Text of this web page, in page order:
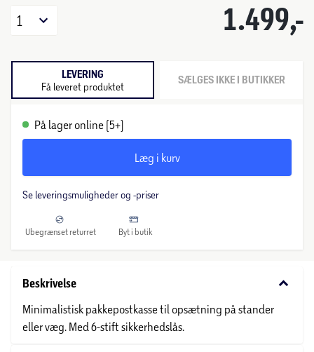
1.499,-
1
LEVERING
Få leveret produktet SÆLGES IKKE I BUTIKKER
På lager online (5+)
Læg i kurv
Se leveringsmuligheder og -priser
Ubegrænset returret Byt i butik
Beskrivelse keyboard_arrow_down
Minimalistisk pakkepostkasse til opsætning på stander
eller væg. Med 6-stift sikkerhedslås.